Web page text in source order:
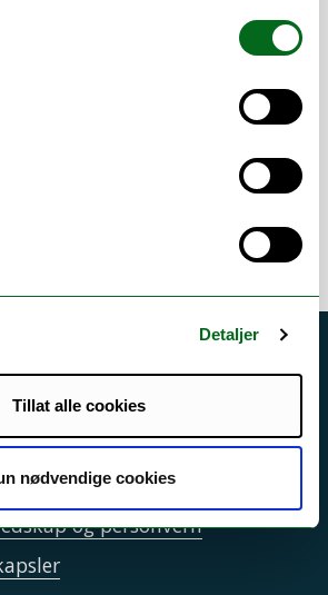
Detaljer
Tillat alle cookies
nødvendige cookies
tilrettelegging av emner
UiT
og personvern